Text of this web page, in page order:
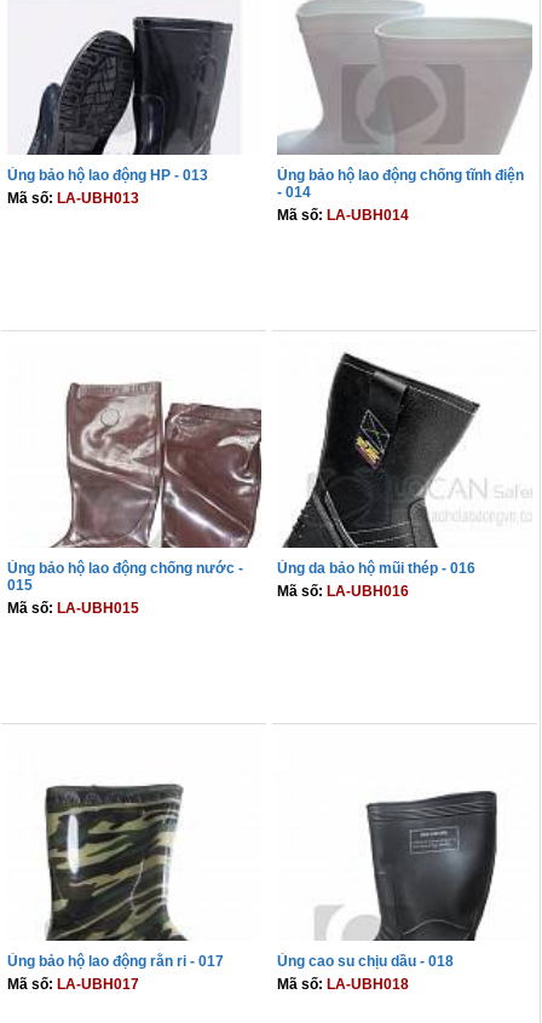
Ủng bảo hộ lao động HP - 013
Mã số: LA-UBH013
Ủng bảo hộ lao động chống tĩnh điện
- 014
Mã số: LA-UBH014
Ủng bảo hộ lao động chống nước -
015
Mã số: LA-UBH015
Ủng da bảo hộ mũi thép - 016
Mã số: LA-UBH016
Ủng bảo hộ lao động rằn ri - 017
Mã số: LA-UBH017
Ủng cao su chịu dầu - 018
Mã số: LA-UBH018